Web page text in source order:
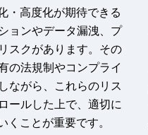
・高度化が期待できる
ョンやデータ漏洩、プ
スクがあります。その
の法規制やコンプライ
ながら、これらのリス
ールした上で、適切に
くことが重要です。